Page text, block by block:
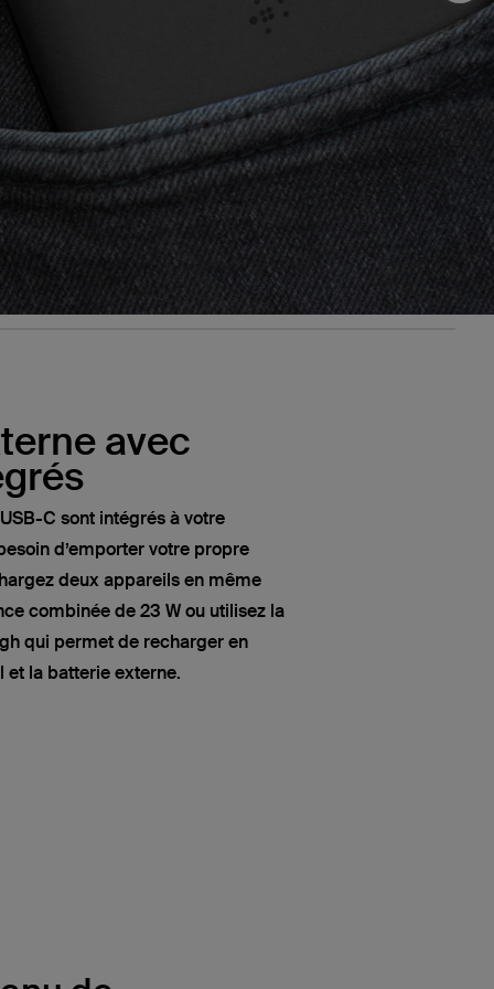
avec
C sont intégrés à votre
d’emporter votre propre
deux appareils en même
combinée de 23 W ou utilisez la
qui permet de recharger en
la batterie externe.